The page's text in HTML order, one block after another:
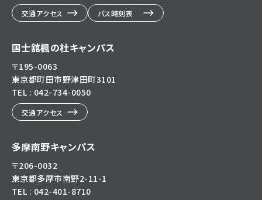
交通アクセス バス時刻表
国士舘楓の杜キャンパス
〒195-0063
東京都町田市野津田町3101
TEL : 042-734-0050
交通アクセス
多摩南野キャンパス
〒206-0032
東京都多摩市南野2-11-1
TEL : 042-401-8710